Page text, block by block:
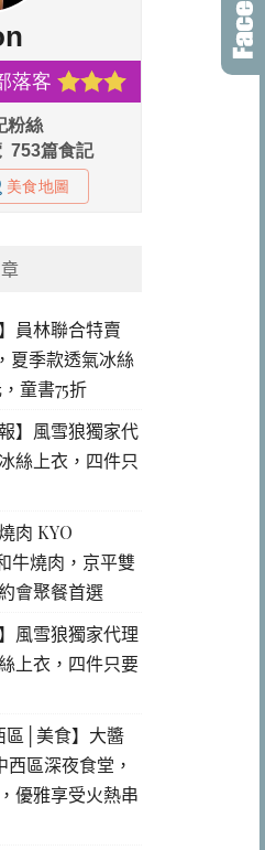
員林聯合特賣
夏季款透氣冰絲
童書75折
】風雪狼獨家代
絲上衣，四件只
肉 KYO
牛燒肉，京平雙
會聚餐首選
風雪狼獨家代理
上衣，四件只要
區│美食】大醬
區深夜食堂，
優雅享受火熱串